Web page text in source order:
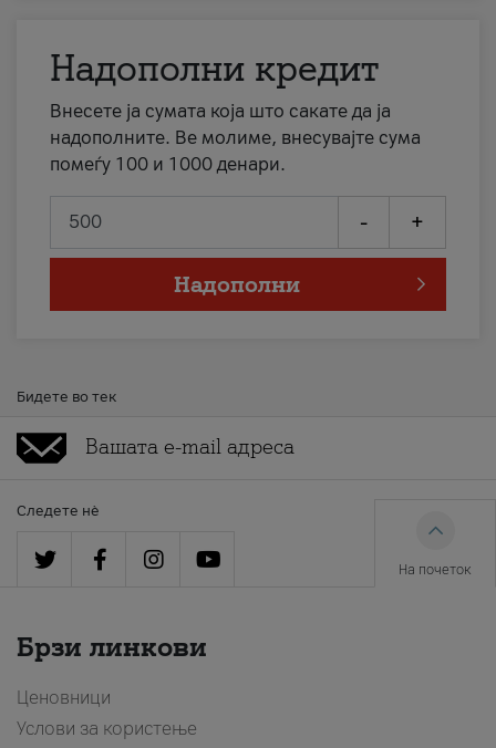
Надополни кредит
Внесете ја сумата која што сакате да ја
надополните. Ве молиме, внесувајте сума
помеѓу 100 и 1000 денари.
- +
Надополни
Бидете во тек
Следете нè
На почеток
Брзи линкови
Ценовници
Услови за користење